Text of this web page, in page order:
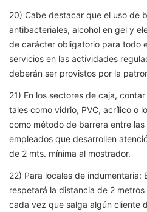
20) Cabe destacar que el uso de
antibacteriales, alcohol en gel y
de carácter obligatorio para todo
servicios en las actividades
deberán ser provistos por la
21) En los sectores de caja,
tales como vidrio, PVC, acrílico o
como método de barrera entre
empleados que desarrollen
de 2 mts. mínima al mostrador.
22) Para locales de indumentaria:
respetará la distancia de 2
cada vez que salga algún cliente